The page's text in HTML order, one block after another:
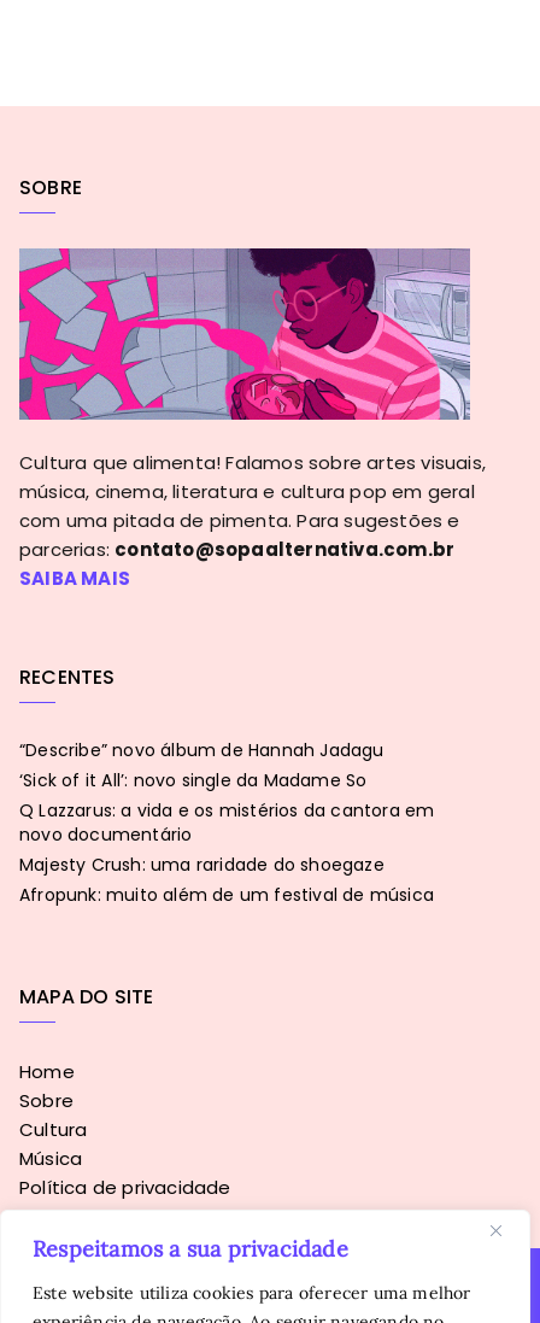
Respeitamos a sua privacidade
Este website utiliza cookies para oferecer uma melhor
SOBRE
Cultura que alimenta! Falamos sobre artes visuais,
música, cinema, literatura e cultura pop em geral
com uma pitada de pimenta. Para sugestões e
parcerias: contato@sopaalternativa.com.br
SAIBA MAIS
RECENTES
“Describe” novo álbum de Hannah Jadagu
‘Sick of it All’: novo single da Madame So
Q Lazzarus: a vida e os mistérios da cantora em
novo documentário
Majesty Crush: uma raridade do shoegaze
Afropunk: muito além de um festival de música
MAPA DO SITE
Home
Sobre
Cultura
Música
Política de privacidade